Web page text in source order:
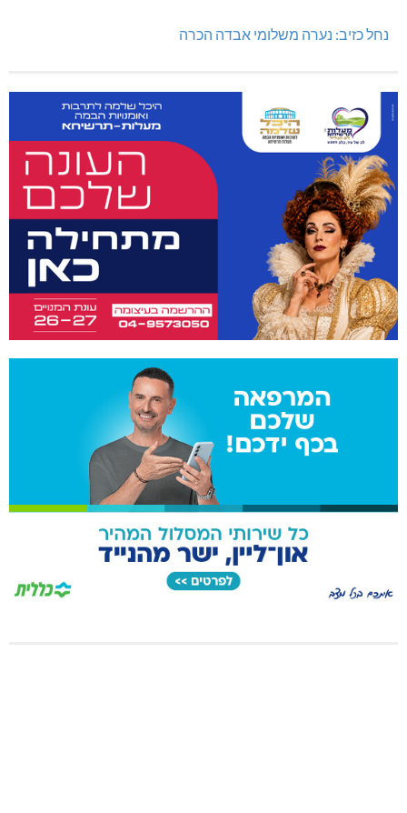
נחל כזיב: נערה משלומי אבדה הכרה